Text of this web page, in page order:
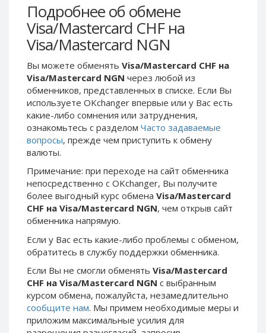
Подробнее об обмене
Visa/Mastercard CHF на
Visa/Mastercard NGN
Вы можете обменять Visa/Mastercard CHF на
Visa/Mastercard NGN через любой из
обменников, представленных в списке. Если Вы
используете OKchanger впервые или у Вас есть
какие-либо сомнения или затруднения,
ознакомьтесь с разделом Часто задаваемые
вопросы, прежде чем приступить к обмену
валюты.
Примечание: при переходе на сайт обменника
непосредственно c OKchanger, Вы получите
более выгодный курс обмена Visa/Mastercard
CHF на Visa/Mastercard NGN, чем открыв сайт
обменника напрямую.
Если у Вас есть какие-либо проблемы с обменом,
обратитесь в службу поддержки обменника.
Если Вы не смогли обменять Visa/Mastercard
CHF на Visa/Mastercard NGN с выбранным
курсом обмена, пожалуйста, незамедлительно
сообщите нам. Мы примем необходимые меры и
приложим максимальные усилия для
Skril EUR
Skril INR
Skril PLN
Skril AUD
Skril NOK
Skril SEK
Paxum USD
Paxum EUR
Epay EUR
Phone Balance RUB
Phone Balance UAH
Neteller USD
Neteller EUR
Neteller INR
Neteller PLN
Neteller GBP
Skril EUR
Skril INR
Skril AUD
Skril NOK
Skril SEK
Paxum USD
Paxum EUR
Epay EUR
Phone Balance RUB
Phone Balance UAH
Neteller USD
Neteller EUR
Neteller INR
Neteller PLN
Neteller GBP